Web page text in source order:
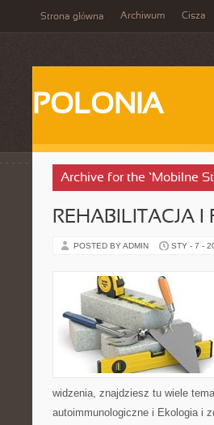
Strona główna Archiwum Cisza
POLONIA
Archive for the ‘Mobilne
REHABILITACJA I
POSTED BY ADMIN STY - 7 -
widzenia, znajdziesz tu wiele
autoimmunologiczne i Ekologia i